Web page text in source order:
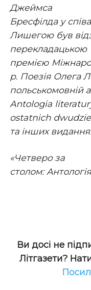
Джеймса
Бресфілда у
Лишегою був
перекладацькою
премією
р. Поезія Олега
польськомовній
Antologia
ostatnich
та інших
«Четверо за
столом:
Ви досі не
Літгазети?